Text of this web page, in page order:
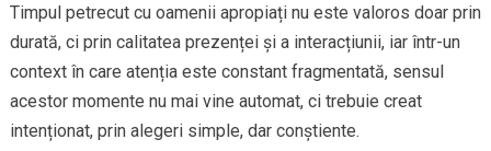
Timpul petrecut cu oamenii apropiați nu este valoros doar prin
durată, ci prin calitatea prezenței și a interacțiunii, iar într-un
context în care atenția este constant fragmentată, sensul
acestor momente nu mai vine automat, ci trebuie creat
intenționat, prin alegeri simple, dar conștiente.